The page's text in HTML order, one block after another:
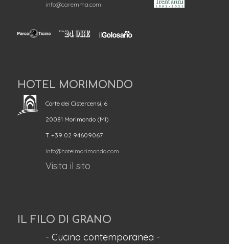
info@caremma.com
HOTEL MORIMONDO
Corte dei Cistercensi, 6
20081 Morimondo (MI)
T. +39 02 94609067
info@hotelmorimondo.com
Visita il sito
IL FILO DI GRANO
- Cucina contemporanea -